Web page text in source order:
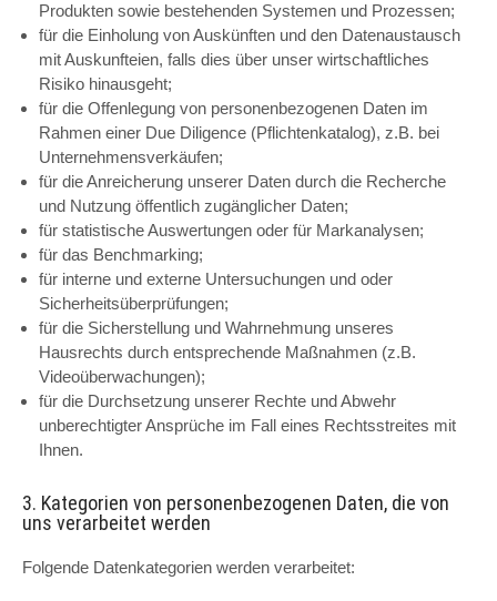
Produkten sowie bestehenden Systemen und Prozessen;
für die Einholung von Auskünften und den Datenaustausch
mit Auskunfteien, falls dies über unser wirtschaftliches
Risiko hinausgeht;
für die Offenlegung von personenbezogenen Daten im
Rahmen einer Due Diligence (Pflichtenkatalog), z.B. bei
Unternehmensverkäufen;
für die Anreicherung unserer Daten durch die Recherche
und Nutzung öffentlich zugänglicher Daten;
für statistische Auswertungen oder für Markanalysen;
für das Benchmarking;
für interne und externe Untersuchungen und oder
Sicherheitsüberprüfungen;
für die Sicherstellung und Wahrnehmung unseres
Hausrechts durch entsprechende Maßnahmen (z.B.
Videoüberwachungen);
für die Durchsetzung unserer Rechte und Abwehr
unberechtigter Ansprüche im Fall eines Rechtsstreites mit
Ihnen.
3. Kategorien von personenbezogenen Daten, die von
uns verarbeitet werden
Folgende Datenkategorien werden verarbeitet: